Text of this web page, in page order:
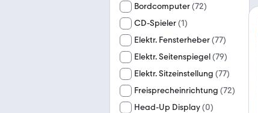
Bordcomputer(72)
CD-Spieler(1)
Elektr. Fensterheber(77)
Elektr. Seitenspiegel(79)
Elektr. Sitzeinstellung (77)
Freisprecheinrichtung (72)
Head-Up Display(0)